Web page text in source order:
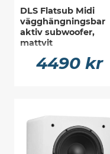
DLS Flatsub Midi
vägghängningsbar
aktiv subwoofer,
mattvit
4490 kr